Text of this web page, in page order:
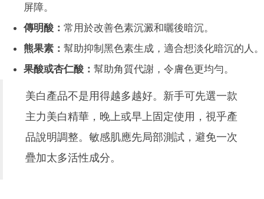
屏障。
傳明酸： 常用於改善色素沉澱和曬後暗沉。
熊果素： 幫助抑制黑色素生成，適合想淡化暗沉的人。
果酸或杏仁酸： 幫助角質代謝，令膚色更均勻。
美白產品不是用得越多越好。新手可先選一款
主力美白精華，晚上或早上固定使用，視乎產
品說明調整。敏感肌應先局部測試，避免一次
疊加太多活性成分。